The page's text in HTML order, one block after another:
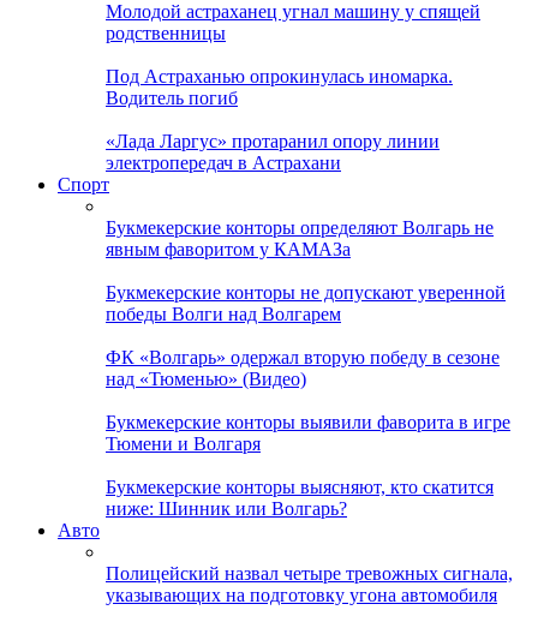
Молодой астраханец угнал машину у спящей
родственницы
Под Астраханью опрокинулась иномарка.
Водитель погиб
«Лада Ларгус» протаранил опору линии
электропередач в Астрахани
Спорт
Букмекерские конторы определяют Волгарь не
явным фаворитом у КАМАЗа
Букмекерские конторы не допускают уверенной
победы Волги над Волгарем
ФК «Волгарь» одержал вторую победу в сезоне
над «Тюменью» (Видео)
Букмекерские конторы выявили фаворита в игре
Тюмени и Волгаря
Букмекерские конторы выясняют, кто скатится
ниже: Шинник или Волгарь?
Авто
Полицейский назвал четыре тревожных сигнала,
указывающих на подготовку угона автомобиля